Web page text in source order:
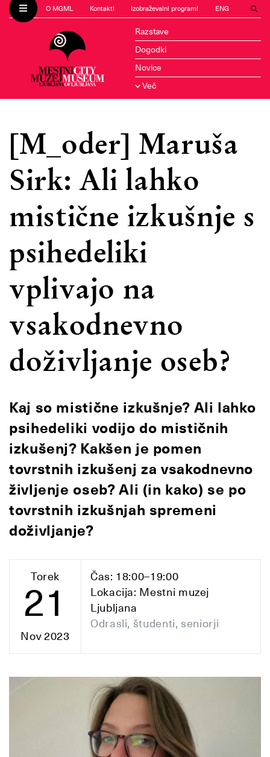
O MGML Kontakti Izobraževalni programi ENG
Razstave
Dogodki
Novice
Več
[M_oder] Maruša
Sirk: Ali lahko
mistične izkušnje s
psihedeliki
vplivajo na
vsakodnevno
doživljanje oseb?
Kaj so mistične izkušnje? Ali lahko
psihedeliki vodijo do mističnih
izkušenj? Kakšen je pomen
tovrstnih izkušenj za vsakodnevno
življenje oseb? Ali (in kako) se po
tovrstnih izkušnjah spremeni
doživljanje?
Torek
21
Nov 2023
Čas: 18:00–19:00
Lokacija: Mestni muzej
Ljubljana
Odrasli, študenti, seniorji